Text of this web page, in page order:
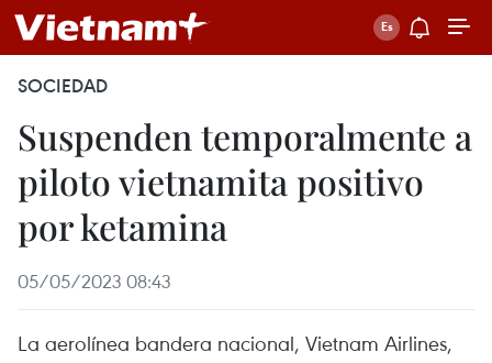
SOCIEDAD
Suspenden temporalmente a
piloto vietnamita positivo
por ketamina
05/05/2023 08:43
La aerolínea bandera nacional, Vietnam Airlines,